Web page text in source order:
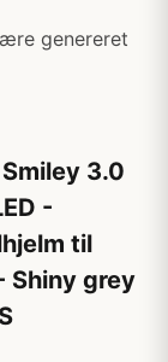
genereret
3.0
-
til
Shiny grey